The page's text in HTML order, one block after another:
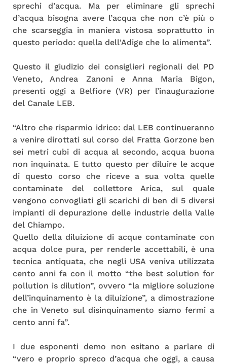
sprechi d’acqua. Ma per eliminare gli sprechi
d’acqua bisogna avere l’acqua che non c’è più o
che scarseggia in maniera vistosa soprattutto in
questo periodo: quella dell'Adige che lo alimenta”.
Questo il giudizio dei consiglieri regionali del PD
Veneto, Andrea Zanoni e Anna Maria Bigon,
presenti oggi a Belfiore (VR) per l’inaugurazione
del Canale LEB.
“Altro che risparmio idrico: dal LEB continueranno
a venire dirottati sul corso del Fratta Gorzone ben
sei metri cubi di acqua al secondo, acqua buona
non inquinata. E tutto questo per diluire le acque
di questo corso che riceve a sua volta quelle
contaminate del collettore Arica, sul quale
vengono convogliati gli scarichi di ben di 5 diversi
impianti di depurazione delle industrie della Valle
del Chiampo.
Quello della diluizione di acque contaminate con
acqua dolce pura, per renderle accettabili, è una
tecnica antiquata, che negli USA veniva utilizzata
cento anni fa con il motto “the best solution for
pollution is dilution”, ovvero “la migliore soluzione
dell’inquinamento è la diluizione”, a dimostrazione
che in Veneto sul disinquinamento siamo fermi a
cento anni fa”.
I due esponenti demo non esitano a parlare di
“vero e proprio spreco d’acqua che oggi, a causa